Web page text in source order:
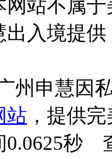
网站不属
出入境提
州申慧因
站 ，提供
0.0625